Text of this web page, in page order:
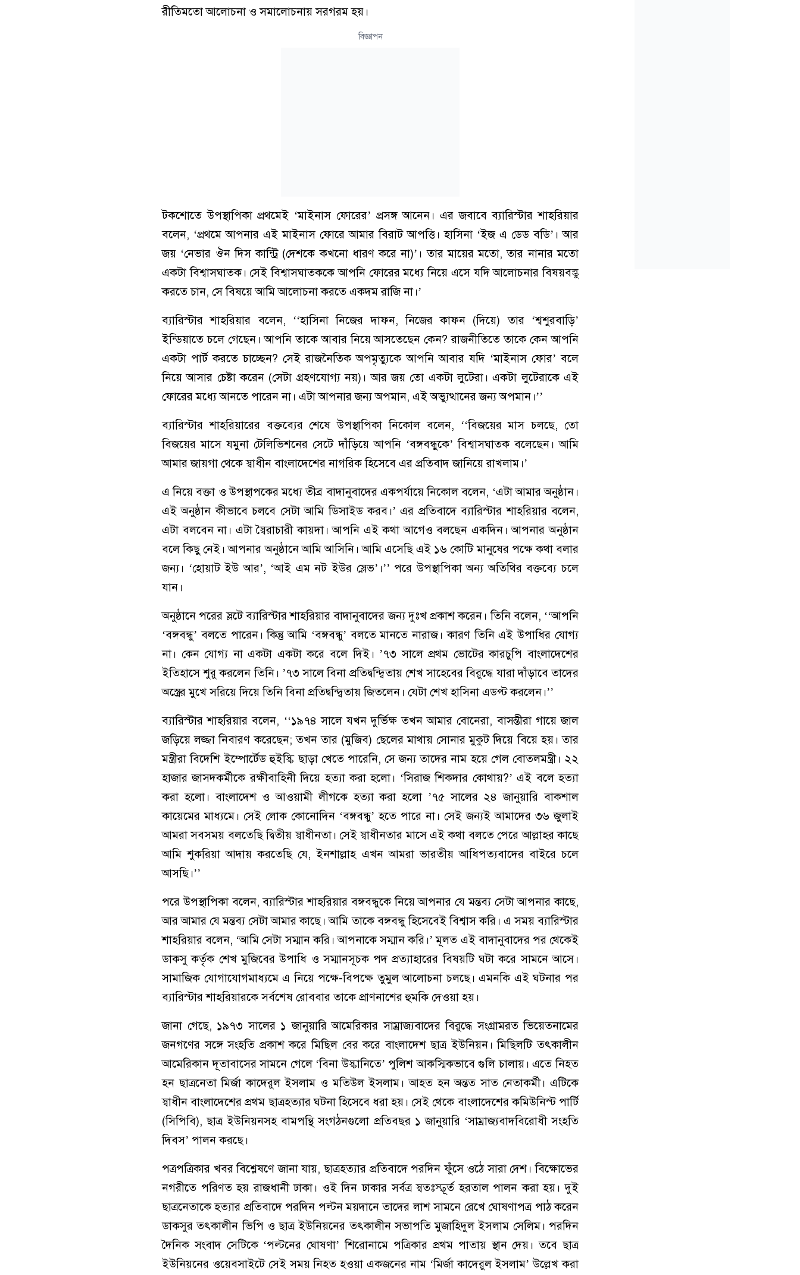
রীতিমতো আলোচনা ও সমালোচনায় সরগরম হয়।
বিজ্ঞাপন
টকশোতে উপস্থাপিকা প্রথমেই ‘মাইনাস ফোরের’ প্রসঙ্গ আনেন। এর জবাবে ব্যারিস্টার শাহরিয়ার
বলেন, ‘প্রথমে আপনার এই মাইনাস ফোরে আমার বিরাট আপত্তি। হাসিনা ‘ইজ এ ডেড বডি’। আর
জয় ‘নেভার ঔন দিস কান্ট্রি (দেশকে কখনো ধারণ করে না)’। তার মায়ের মতো, তার নানার মতো
একটা বিশ্বাসঘাতক। সেই বিশ্বাসঘাতককে আপনি ফোরের মধ্যে নিয়ে এসে যদি আলোচনার বিষয়বস্তু
করতে চান, সে বিষয়ে আমি আলোচনা করতে একদম রাজি না।’
ব্যারিস্টার শাহরিয়ার বলেন, ‘‘হাসিনা নিজের দাফন, নিজের কাফন (দিয়ে) তার ‘শ্বশুরবাড়ি’
ইন্ডিয়াতে চলে গেছেন। আপনি তাকে আবার নিয়ে আসতেছেন কেন? রাজনীতিতে তাকে কেন আপনি
একটা পার্ট করতে চাচ্ছেন? সেই রাজনৈতিক অপমৃত্যুকে আপনি আবার যদি ‘মাইনাস ফোর’ বলে
নিয়ে আসার চেষ্টা করেন (সেটা গ্রহণযোগ্য নয়)। আর জয় তো একটা লুটেরা। একটা লুটেরাকে এই
ফোরের মধ্যে আনতে পারেন না। এটা আপনার জন্য অপমান, এই অভ্যুত্থানের জন্য অপমান।’’
ব্যারিস্টার শাহরিয়ারের বক্তব্যের শেষে উপস্থাপিকা নিকোল বলেন, ‘‘বিজয়ের মাস চলছে, তো
বিজয়ের মাসে যমুনা টেলিভিশনের সেটে দাঁড়িয়ে আপনি ‘বঙ্গবন্ধুকে’ বিশ্বাসঘাতক বলেছেন। আমি
আমার জায়গা থেকে স্বাধীন বাংলাদেশের নাগরিক হিসেবে এর প্রতিবাদ জানিয়ে রাখলাম।’
এ নিয়ে বক্তা ও উপস্থাপকের মধ্যে তীব্র বাদানুবাদের একপর্যায়ে নিকোল বলেন, ‘এটা আমার অনুষ্ঠান।
এই অনুষ্ঠান কীভাবে চলবে সেটা আমি ডিসাইড করব।’ এর প্রতিবাদে ব্যারিস্টার শাহরিয়ার বলেন,
এটা বলবেন না। এটা স্বৈরাচারী কায়দা। আপনি এই কথা আগেও বলছেন একদিন। আপনার অনুষ্ঠান
বলে কিছু নেই। আপনার অনুষ্ঠানে আমি আসিনি। আমি এসেছি এই ১৬ কোটি মানুষের পক্ষে কথা বলার
জন্য। ‘হোয়াট ইউ আর’, ‘আই এম নট ইউর স্লেভ’।’’ পরে উপস্থাপিকা অন্য অতিথির বক্তব্যে চলে
যান।
অনুষ্ঠানে পরের স্লটে ব্যারিস্টার শাহরিয়ার বাদানুবাদের জন্য দুঃখ প্রকাশ করেন। তিনি বলেন, ‘‘আপনি
‘বঙ্গবন্ধু’ বলতে পারেন। কিন্তু আমি ‘বঙ্গবন্ধু’ বলতে মানতে নারাজ। কারণ তিনি এই উপাধির যোগ্য
না। কেন যোগ্য না একটা একটা করে বলে দিই। ’৭৩ সালে প্রথম ভোটের কারচুপি বাংলাদেশের
ইতিহাসে শুরু করলেন তিনি। ’৭৩ সালে বিনা প্রতিদ্বন্দ্বিতায় শেখ সাহেবের বিরুদ্ধে যারা দাঁড়াবে তাদের
অস্ত্রের মুখে সরিয়ে দিয়ে তিনি বিনা প্রতিদ্বন্দ্বিতায় জিতলেন। যেটা শেখ হাসিনা এডপ্ট করলেন।’’
ব্যারিস্টার শাহরিয়ার বলেন, ‘‘১৯৭৪ সালে যখন দুর্ভিক্ষ তখন আমার বোনেরা, বাসন্তীরা গায়ে জাল
জড়িয়ে লজ্জা নিবারণ করেছেন; তখন তার (মুজিব) ছেলের মাথায় সোনার মুকুট দিয়ে বিয়ে হয়। তার
মন্ত্রীরা বিদেশি ইম্পোর্টেড হুইস্কি ছাড়া খেতে পারেনি, সে জন্য তাদের নাম হয়ে গেল বোতলমন্ত্রী। ২২
হাজার জাসদকর্মীকে রক্ষীবাহিনী দিয়ে হত্যা করা হলো। ‘সিরাজ শিকদার কোথায়?’ এই বলে হত্যা
করা হলো। বাংলাদেশ ও আওয়ামী লীগকে হত্যা করা হলো ’৭৫ সালের ২৪ জানুয়ারি বাকশাল
কায়েমের মাধ্যমে। সেই লোক কোনোদিন ‘বঙ্গবন্ধু’ হতে পারে না। সেই জন্যই আমাদের ৩৬ জুলাই
আমরা সবসময় বলতেছি দ্বিতীয় স্বাধীনতা। সেই স্বাধীনতার মাসে এই কথা বলতে পেরে আল্লাহর কাছে
আমি শুকরিয়া আদায় করতেছি যে, ইনশাল্লাহ এখন আমরা ভারতীয় আধিপত্যবাদের বাইরে চলে
আসছি।’’
পরে উপস্থাপিকা বলেন, ব্যারিস্টার শাহরিয়ার বঙ্গবন্ধুকে নিয়ে আপনার যে মন্তব্য সেটা আপনার কাছে,
আর আমার যে মন্তব্য সেটা আমার কাছে। আমি তাকে বঙ্গবন্ধু হিসেবেই বিশ্বাস করি। এ সময় ব্যারিস্টার
শাহরিয়ার বলেন, ‘আমি সেটা সম্মান করি। আপনাকে সম্মান করি।’ মূলত এই বাদানুবাদের পর থেকেই
ডাকসু কর্তৃক শেখ মুজিবের উপাধি ও সম্মানসূচক পদ প্রত্যাহারের বিষয়টি ঘটা করে সামনে আসে।
সামাজিক যোগাযোগমাধ্যমে এ নিয়ে পক্ষে-বিপক্ষে তুমুল আলোচনা চলছে। এমনকি এই ঘটনার পর
ব্যারিস্টার শাহরিয়ারকে সর্বশেষ রোববার তাকে প্রাণনাশের হুমকি দেওয়া হয়।
জানা গেছে, ১৯৭৩ সালের ১ জানুয়ারি আমেরিকার সাম্রাজ্যবাদের বিরুদ্ধে সংগ্রামরত ভিয়েতনামের
জনগণের সঙ্গে সংহতি প্রকাশ করে মিছিল বের করে বাংলাদেশ ছাত্র ইউনিয়ন। মিছিলটি তৎকালীন
আমেরিকান দূতাবাসের সামনে গেলে ‘বিনা উস্কানিতে’ পুলিশ আকস্মিকভাবে গুলি চালায়। এতে নিহত
হন ছাত্রনেতা মির্জা কাদেরুল ইসলাম ও মতিউল ইসলাম। আহত হন অন্তত সাত নেতাকর্মী। এটিকে
স্বাধীন বাংলাদেশের প্রথম ছাত্রহত্যার ঘটনা হিসেবে ধরা হয়। সেই থেকে বাংলাদেশের কমিউনিস্ট পার্টি
(সিপিবি), ছাত্র ইউনিয়নসহ বামপন্থি সংগঠনগুলো প্রতিবছর ১ জানুয়ারি ‘সাম্রাজ্যবাদবিরোধী সংহতি
দিবস’ পালন করছে।
পত্রপত্রিকার খবর বিশ্লেষণে জানা যায়, ছাত্রহত্যার প্রতিবাদে পরদিন ফুঁসে ওঠে সারা দেশ। বিক্ষোভের
নগরীতে পরিণত হয় রাজধানী ঢাকা। ওই দিন ঢাকার সর্বত্র স্বতঃস্ফূর্ত হরতাল পালন করা হয়। দুই
ছাত্রনেতাকে হত্যার প্রতিবাদে পরদিন পল্টন ময়দানে তাদের লাশ সামনে রেখে ঘোষণাপত্র পাঠ করেন
ডাকসুর তৎকালীন ভিপি ও ছাত্র ইউনিয়নের তৎকালীন সভাপতি মুজাহিদুল ইসলাম সেলিম। পরদিন
দৈনিক সংবাদ সেটিকে ‘পল্টনের ঘোষণা’ শিরোনামে পত্রিকার প্রথম পাতায় স্থান দেয়। তবে ছাত্র
ইউনিয়নের ওয়েবসাইটে সেই সময় নিহত হওয়া একজনের নাম ‘মির্জা কাদেরুল ইসলাম’ উল্লেখ করা